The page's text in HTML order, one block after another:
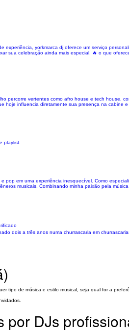
yorkmarca dj oferece um serviço
sua celebração ainda mais especial. 🔥 o que
percorre vertentes como afro house e tech house,
influencia diretamente sua presença na cabine e
playlist.
em uma experiência inesquecível. Como
musicais. Combinando minha paixão pela
dois a três anos numa churrascaria em
tipo de música e estilo musical, seja qual for a
por DJs